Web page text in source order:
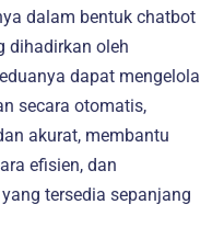
dalam bentuk chatbot
dihadirkan oleh
dapat mengelola
secara otomatis,
akurat, membantu
efisien, dan
tersedia sepanjang